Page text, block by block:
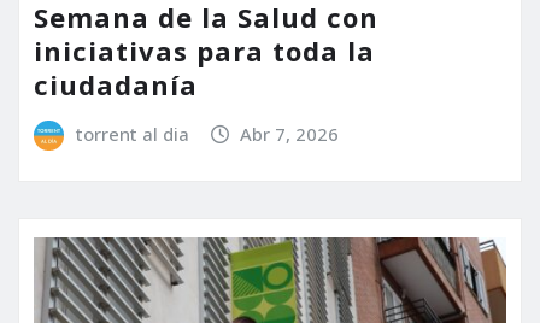
Semana de la Salud con
iniciativas para toda la
ciudadanía
torrent al dia Abr 7, 2026